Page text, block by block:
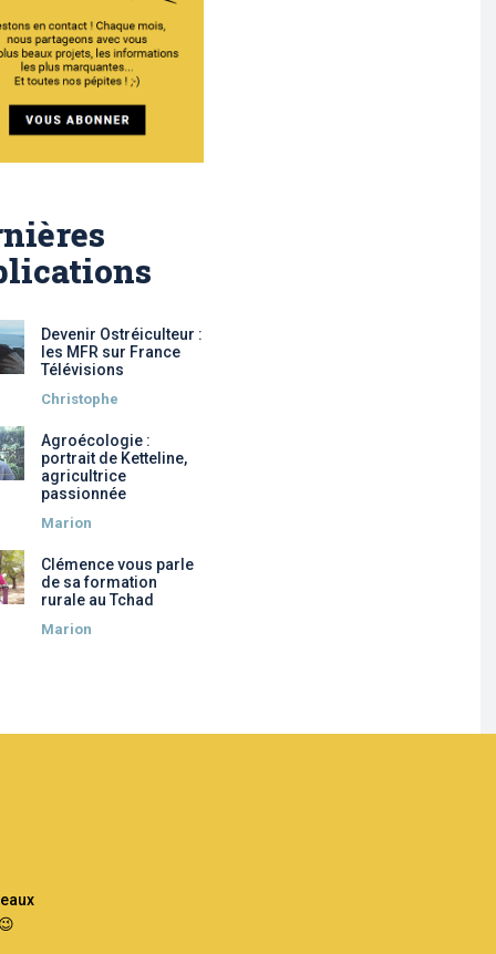
Devenir Ostréiculteur :
les MFR sur France
Télévisions
Christophe
Agroécologie :
portrait de Ketteline,
agricultrice
passionnée
Marion
Clémence vous parle
de sa formation
rurale au Tchad
Marion